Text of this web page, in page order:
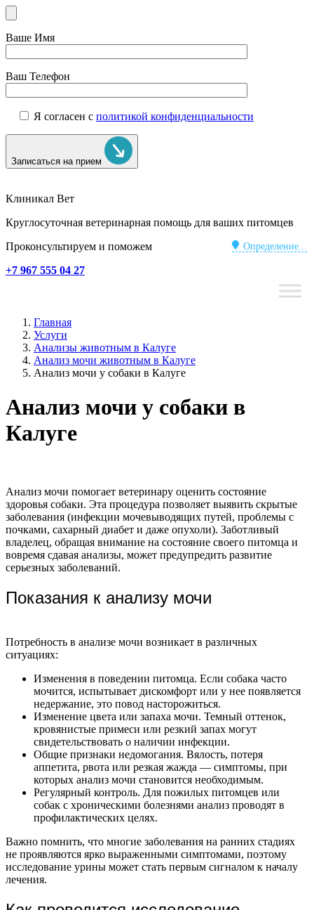
Ваше Имя
Ваш Телефон
Я согласен с политикой конфиденциальности
Записаться на прием
Клиникал Вет
Круглосуточная ветеринарная помощь для ваших питомцев
Определение...
Проконсультируем и поможем
+7 967 555 04 27
Главная
Услуги
Анализы животным в Калуге
Анализ мочи животным в Калуге
Анализ мочи у собаки в Калуге
Анализ мочи у собаки в
Калуге
Анализ мочи помогает ветеринару оценить состояние
здоровья собаки. Эта процедура позволяет выявить скрытые
заболевания (инфекции мочевыводящих путей, проблемы с
почками, сахарный диабет и даже опухоли). Заботливый
владелец, обращая внимание на состояние своего питомца и
вовремя сдавая анализы, может предупредить развитие
серьезных заболеваний.
Показания к анализу мочи
Потребность в анализе мочи возникает в различных
ситуациях:
Изменения в поведении питомца. Если собака часто
мочится, испытывает дискомфорт или у нее появляется
недержание, это повод насторожиться.
Изменение цвета или запаха мочи. Темный оттенок,
кровянистые примеси или резкий запах могут
свидетельствовать о наличии инфекции.
Общие признаки недомогания. Вялость, потеря
аппетита, рвота или резкая жажда — симптомы, при
которых анализ мочи становится необходимым.
Регулярный контроль. Для пожилых питомцев или
собак с хроническими болезнями анализ проводят в
профилактических целях.
Важно помнить, что многие заболевания на ранних стадиях
не проявляются ярко выраженными симптомами, поэтому
исследование урины может стать первым сигналом к началу
лечения.